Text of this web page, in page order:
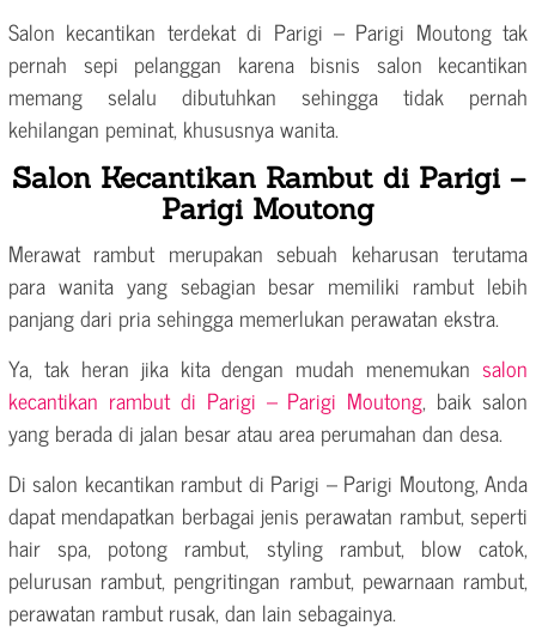
Salon kecantikan terdekat di Parigi – Parigi Moutong tak
pernah sepi pelanggan karena bisnis salon kecantikan
memang selalu dibutuhkan sehingga tidak pernah
kehilangan peminat, khususnya wanita.
Salon Kecantikan Rambut di Parigi –
Parigi Moutong
Merawat rambut merupakan sebuah keharusan terutama
para wanita yang sebagian besar memiliki rambut lebih
panjang dari pria sehingga memerlukan perawatan ekstra.
Ya, tak heran jika kita dengan mudah menemukan salon
kecantikan rambut di Parigi – Parigi Moutong, baik salon
yang berada di jalan besar atau area perumahan dan desa.
Di salon kecantikan rambut di Parigi – Parigi Moutong, Anda
dapat mendapatkan berbagai jenis perawatan rambut, seperti
hair spa, potong rambut, styling rambut, blow catok,
pelurusan rambut, pengritingan rambut, pewarnaan rambut,
perawatan rambut rusak, dan lain sebagainya.